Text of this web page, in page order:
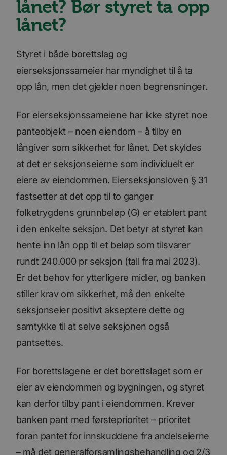
lånet? Bør styret ta opp
lånet?
Styret i både borettslag og
eierseksjonssameier har myndighet til å ta
opp lån, men det gjelder noen begrensninger.
For eierseksjonssameiene har ikke styret noe
panteobjekt – noen eiendom – å tilby en
långiver som sikkerhet for lånet. Det skyldes
at det er seksjonseierne som individuelt er
eiere av eiendommen. Eierseksjonsloven § 31
fastsetter at det opp til to ganger
folketrygdens grunnbeløp (G) er etablert pant
i den enkelte seksjon. Det betyr at styret kan
hente inn lån opp til et beløp som tilsvarer
rundt 240.000 pr seksjon (tall fra mai 2023).
Er det behov for ytterligere midler, og banken
stiller krav om sikkerhet, må den enkelte
seksjonseier positivt akseptere dette og
samtykke til at selve seksjonen også
pantsettes.
For borettslagene er det borettslaget som er
eier av eiendommen og bygningen, og styret
kan derfor tilby pant i eiendommen. Krever
banken pant med førsteprioritet – prioritet
foran pantet for innskuddene fra andelseierne
– må det generalforsamlingsbehandling og 2/3
kan ikke brukes til å direkte identifisere en bestemt
besøkende.
Navn
_ga_SK0CXE3F39
for å opprettholde
_ga
Google
1 år 1
Dette
Universal Analytics -
en betydelig
analysetjeneste.
brukes til å skille
tilfeldig generert
Den er inkludert i
sideforespørsel på et
Forsørger
Domene
bscookie
LinkedIn
Corporation
.www.linkedin.com
11
måneder 4
iutk
Issuu Inc.
.issuu.com
5 måneder
4 uker
.quantserve.com
måned
Navn
Forsørger/
Domene
Utløpsdato Beskrivelse
__stripe_sid
Stripe Inc.
.www.bori.no
30
minutter
Denne
er knyttet til
som noen nettsteder
benytter. Denne
__stripe_mid
Stripe Inc.
.www.bori.no
1 år
Denne
en møteplanlegger
benytter. Denne
gjør at
møteplanleggeren
kan fungere på
nettstedet.
Navn
Forsørger/
Domene
Utløpsdato Beskrivelse
m
Stripe
m.stripe.com
1 år 1
måned
_consentr_permissions
Privacy Policy